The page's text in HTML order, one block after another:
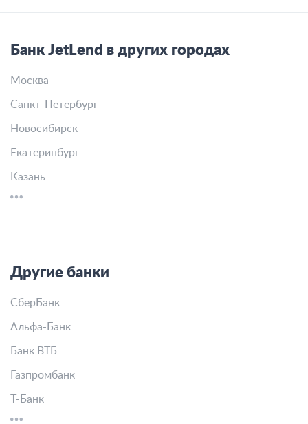
Банк JetLend в других городах
Москва
Санкт-Петербург
Новосибирск
Екатеринбург
Казань
Другие банки
СберБанк
Альфа-Банк
Банк ВТБ
Газпромбанк
Т-Банк